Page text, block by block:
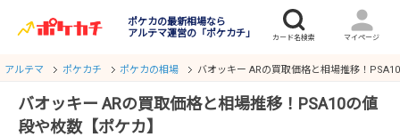
ポケカの最新相場なら
アルテマ運営の「ポケカチ」
アルテマ ポケカチ ポケカの相場 バオッキー ARの買取価格と相場推移！
バオッキー ARの買取価格と相場推移！PSA10の値
段や枚数【ポケカ】